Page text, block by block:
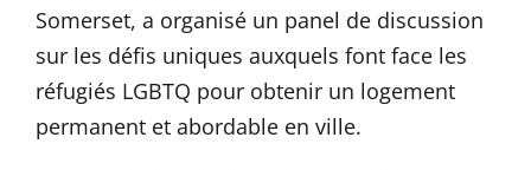
Somerset, a organisé un panel de discussion
sur les défis uniques auxquels font face les
réfugiés LGBTQ pour obtenir un logement
permanent et abordable en ville.